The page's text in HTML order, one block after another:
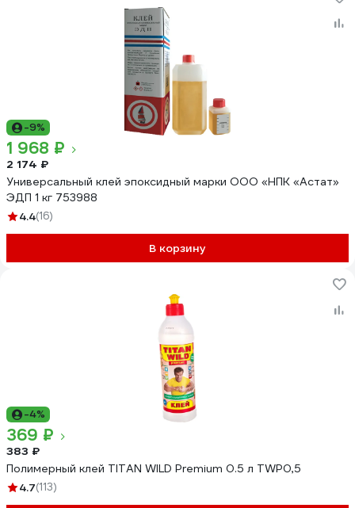
-9%
1 968 ₽
2 174 ₽
Универсальный клей эпоксидный марки ООО «НПК «Астат»
ЭДП 1 кг 753988
4.4(16)
В корзину
-4%
369 ₽
383 ₽
Полимерный клей TITAN WILD Premium 0.5 л TWP0,5
4.7(113)